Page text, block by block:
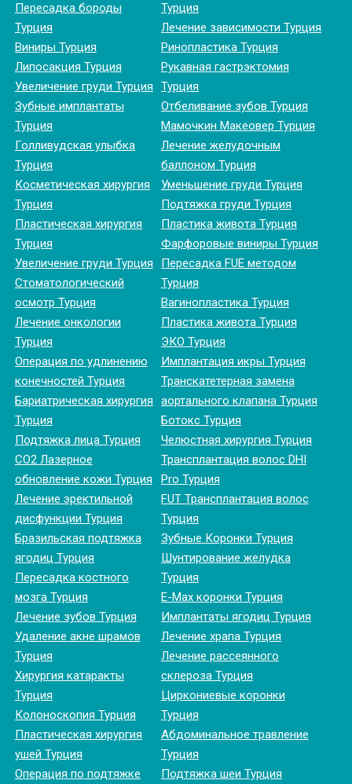
Пересадка бороды
Турция
Виниры Турция
Липосакция Турция
Увеличение груди Турция
Зубные имплантаты
Турция
Голливудская улыбка
Турция
Косметическая хирургия
Турция
Пластическая хирургия
Турция
Увеличение груди Турция
Стоматологический
осмотр Турция
Лечение онкологии
Турция
Операция по удлинению
конечностей Турция
Бариатрическая хирургия
Турция
Подтяжка лица Турция
CO2 Лазерное
обновление кожи Турция
Лечение эректильной
дисфункции Турция
Бразильская подтяжка
ягодиц Турция
Пересадка костного
мозга Турция
Лечение зубов Турция
Удаление акне шрамов
Турция
Хирургия катаракты
Турция
Колоноскопия Турция
Пластическая хирургия
ушей Турция
Операция по подтяжке
Турция
Лечение зависимости Турция
Ринопластика Турция
Рукавная гастрэктомия
Турция
Отбеливание зубов Турция
Мамочкин Макеовер Турция
Лечение желудочным
баллоном Турция
Уменьшение груди Турция
Подтяжка груди Турция
Пластика живота Турция
Фарфоровые виниры Турция
Пересадка FUE методом
Турция
Вагинопластика Турция
Пластика живота Турция
ЭКО Турция
Имплантация икры Турция
Транскатетерная замена
аортального клапана Турция
Ботокс Турция
Челюстная хирургия Турция
Трансплантация волос DHI
Pro Турция
FUT Трансплантация волос
Турция
Зубные Коронки Турция
Шунтирование желудка
Турция
E-Max коронки Турция
Имплантаты ягодиц Турция
Лечение храпа Турция
Лечение рассеянного
склероза Турция
Циркониевые коронки
Турция
Абдоминальное травление
Турция
Подтяжка шеи Турция